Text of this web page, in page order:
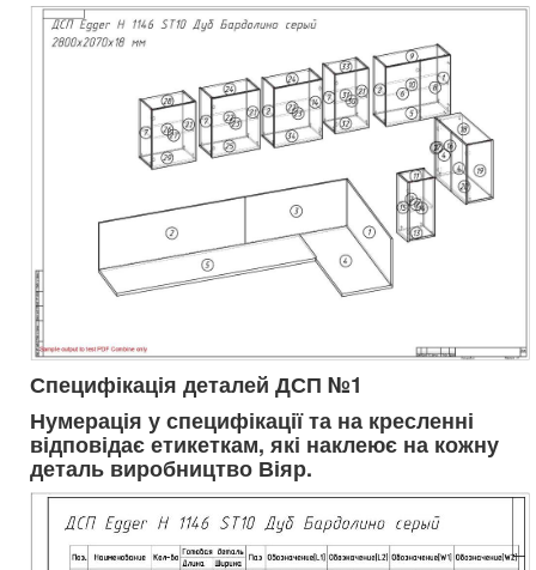
Специфікація деталей ДСП №1
Нумерація у специфікації та на кресленні
відповідає етикеткам, які наклеює на кожну
деталь виробництво Віяр.